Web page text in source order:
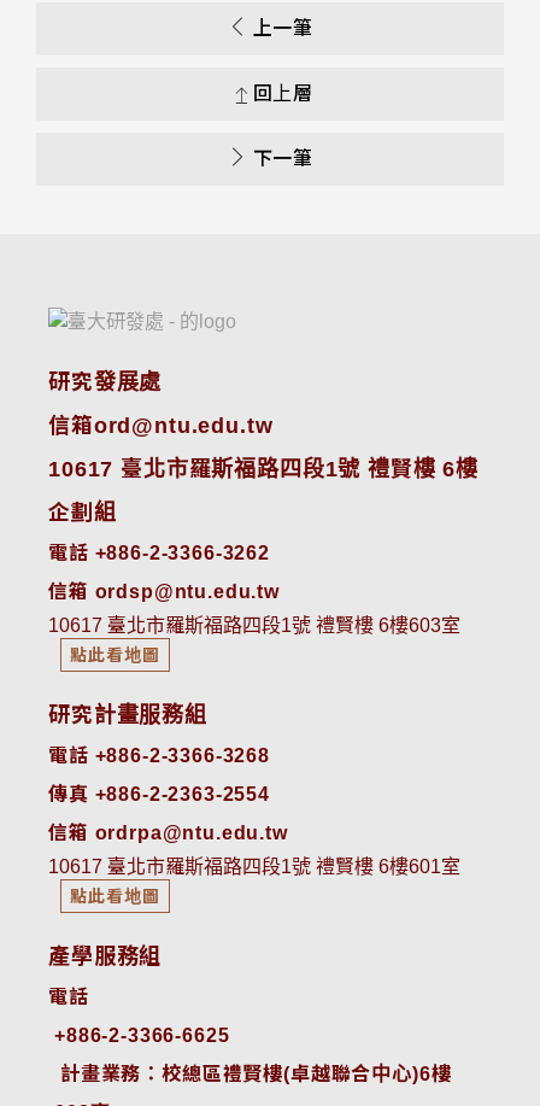
上一筆
回上層
下一筆
研究發展處
信箱ord@ntu.edu.tw
10617 臺北市羅斯福路四段1號 禮賢樓 6樓
企劃組
電話 +886-2-3366-3262
信箱 ordsp@ntu.edu.tw
10617 臺北市羅斯福路四段1號 禮賢樓 6樓603室
點此看地圖
研究計畫服務組
電話 +886-2-3366-3268
傳真 +886-2-2363-2554
信箱 ordrpa@ntu.edu.tw
10617 臺北市羅斯福路四段1號 禮賢樓 6樓601室
點此看地圖
產學服務組
電話
+886-2-3366-6625
計畫業務：校總區禮賢樓(卓越聯合中心)6樓